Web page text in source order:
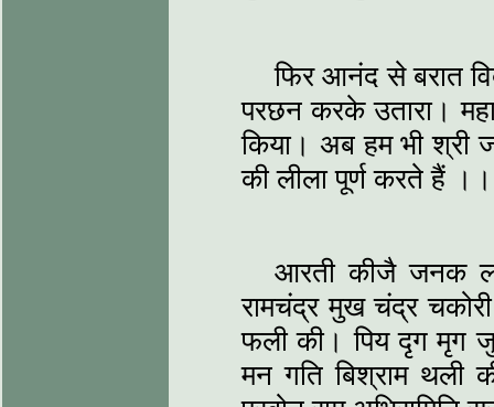
फिर आनंद से बरात
परछन करके उतारा।
किया। अब हम भी
की लीला पूर्ण करते हैं ।।
आरती कीजै जनक
रामचंद्र मुख चंद्र
फली की। पिय दृग मृग
मन गति बिश्राम थली